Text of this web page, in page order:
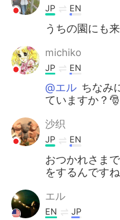
JP EN
うちの園にも
michiko
JP EN
@エル ちなみ
ていますか？🎅
沙织
JP EN
おつかれさま
をするんです
エル
EN JP